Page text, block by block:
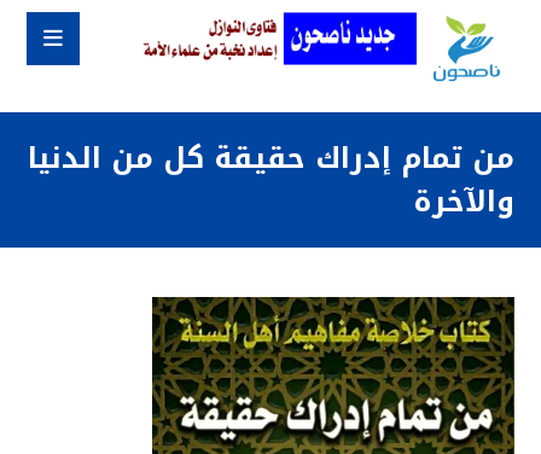
من تمام إدراك حقيقة كل من الدنيا
والآخرة